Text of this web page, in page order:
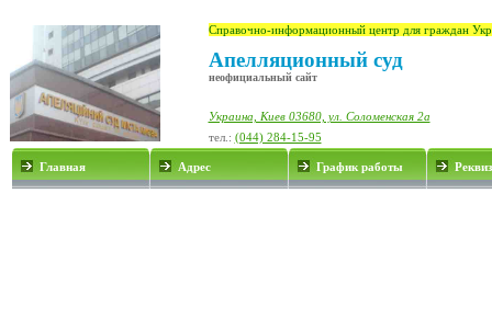
Справочно-информационный центр для граждан
Апелляционный суд
неофициальный сайт
Украина, Киев 03680, ул. Соломенская 2а
тел.: (044) 284-15-95
Главная Адрес График работы